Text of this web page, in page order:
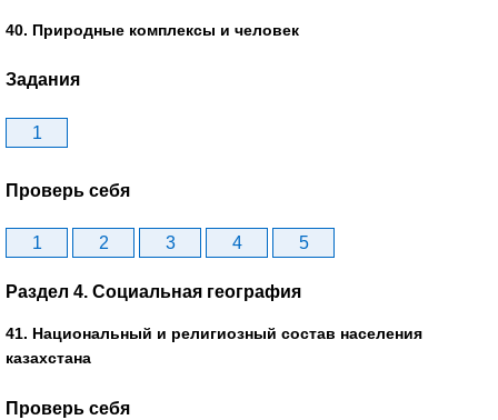
40. Природные комплексы и человек
Задания
1
Проверь себя
1 2 3 4 5
Раздел 4. Социальная география
41. Национальный и религиозный состав населения
казахстана
Проверь себя